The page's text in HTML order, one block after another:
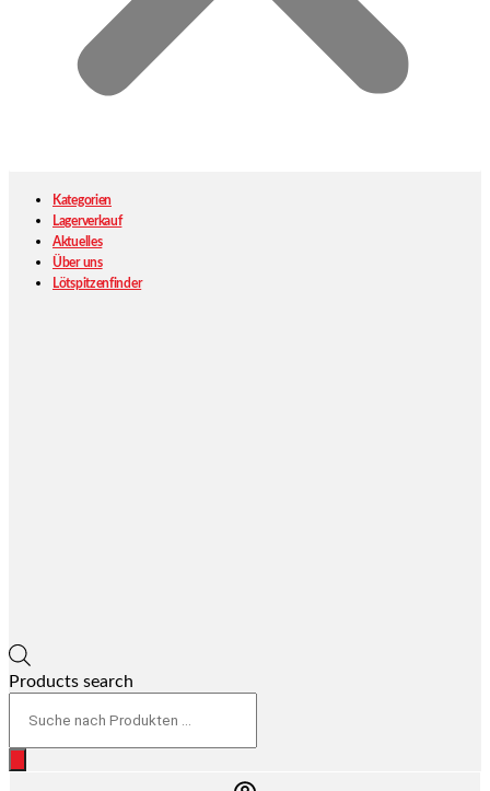
Kategorien
Lagerverkauf
Aktuelles
Über uns
Lötspitzenfinder
Products search